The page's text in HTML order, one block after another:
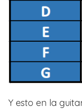
Y esto en la